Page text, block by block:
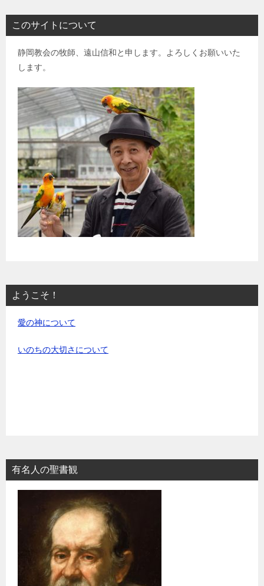
このサイトについて
静岡教会の牧師、遠山信和と申します。よろしくお願いいた
します。
ようこそ！
愛の神について
いのちの大切さについて
有名人の聖書観